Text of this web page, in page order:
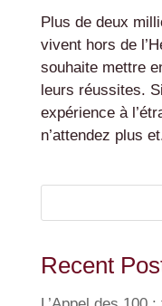
Plus de deux
vivent hors de
souhaite mettre
leurs réussites.
expérience à
n’attendez plus
Recent